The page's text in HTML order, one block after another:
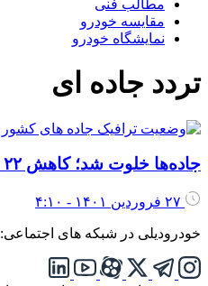
مطالب فنی
مقایسه خودرو
نمایشگاه خودرو
تردد جاده ای
جاده‌ها خلوت شد؛ کاهش ۲۲ درصدی تردد بین‌ استانی
خودرودیلی در شبکه های اجتماعی: